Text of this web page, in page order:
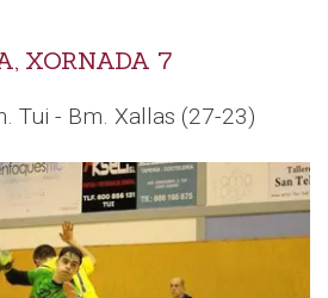
XORNADA 7
Tui - Bm. Xallas (27-23)